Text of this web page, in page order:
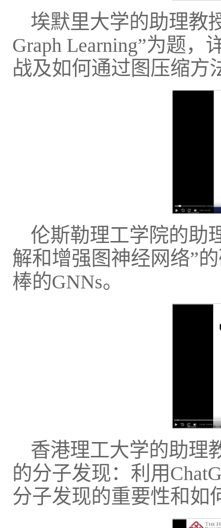
埃默里大学的助理教
Graph Learning”为题
战及如何通过图压缩方
伦斯勒理工学院的助
解和增强图神经网络”
棒的GNNs。
香港理工大学的助理
的分子发现：利用
分子发现的重要性和如